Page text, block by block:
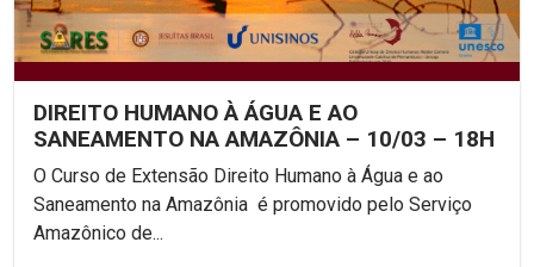
DIREITO HUMANO À ÁGUA E AO
SANEAMENTO NA AMAZÔNIA – 10/03 – 18H
O Curso de Extensão Direito Humano à Água e ao
Saneamento na Amazônia é promovido pelo Serviço
Amazônico de...